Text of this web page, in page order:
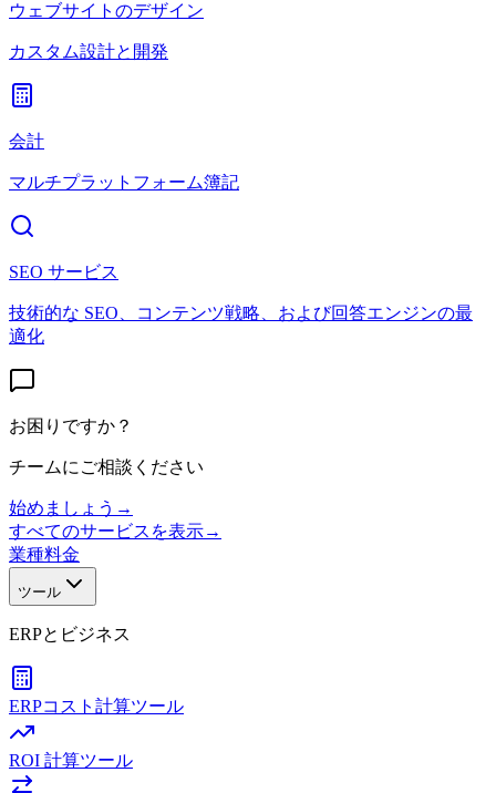
ウェブサイトのデザイン
カスタム設計と開発
会計
マルチプラットフォーム簿記
SEO サービス
技術的な SEO、コンテンツ戦略、および回答エンジンの最
適化
お困りですか？
チームにご相談ください
始めましょう →
すべてのサービスを表示→
業種料金
ツール
ERPとビジネス
ERPコスト計算ツール
ROI 計算ツール